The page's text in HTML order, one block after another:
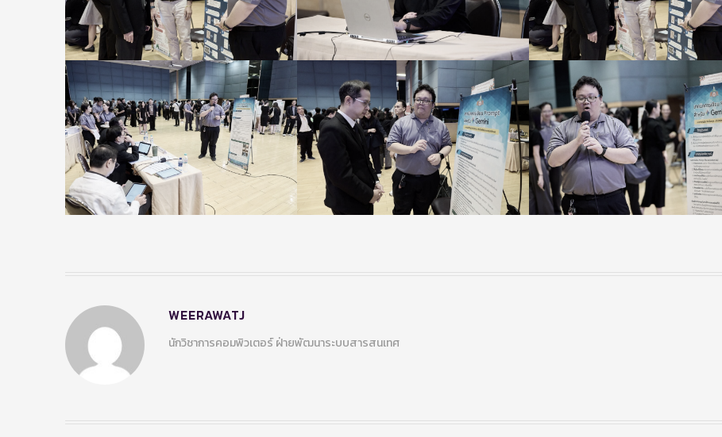
WEERAWATJ
นักวิชาการคอมพิวเตอร์ ฝ่ายพัฒนาระบบสารสนเทศ